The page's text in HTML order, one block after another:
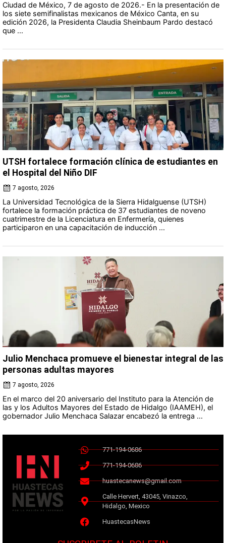
Ciudad de México, 7 de agosto de 2026.- En la presentación de
los siete semifinalistas mexicanos de México Canta, en su
edición 2026, la Presidenta Claudia Sheinbaum Pardo destacó
que ...
UTSH fortalece formación clínica de estudiantes en
el Hospital del Niño DIF
7 agosto, 2026
La Universidad Tecnológica de la Sierra Hidalguense (UTSH)
fortalece la formación práctica de 37 estudiantes de noveno
cuatrimestre de la Licenciatura en Enfermería, quienes
participaron en una capacitación de inducción ...
Julio Menchaca promueve el bienestar integral de las
personas adultas mayores
7 agosto, 2026
En el marco del 20 aniversario del Instituto para la Atención de
las y los Adultos Mayores del Estado de Hidalgo (IAAMEH), el
gobernador Julio Menchaca Salazar encabezó la entrega ...
771-194-0686
771-194-0686
huastecanews@gmail.com
Calle Hervert, 43045, Vinazco,
Hidalgo, Mexico
HuastecasNews